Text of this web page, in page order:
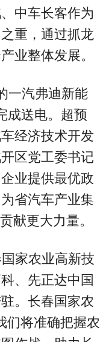
中车长客作为
重，通过抓龙
业整体发展。
一汽弗迪新能
成送电。超预
经济技术开发
区党工委书记
业提供最优政
省汽车产业集
献更大力量。
家农业高新技
、先正达中国
。长春国家农
们将准确把握农